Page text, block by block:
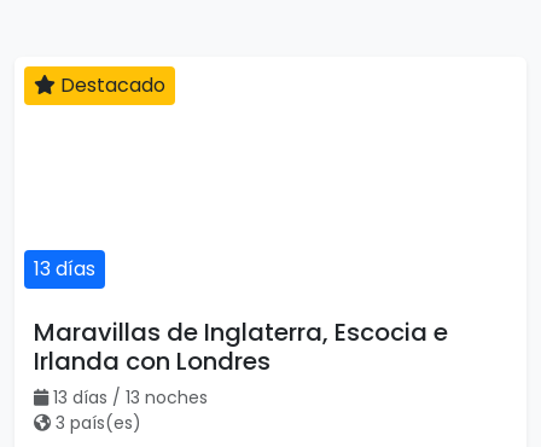
13 días
Destacado
USD $2,255
17 días
Destacado
Mega Europa Iniciando en Barcelona